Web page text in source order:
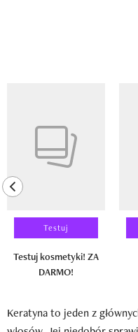
previous element
Testuj
Testuj kosmetyki! ZA
DARMO!
Keratyna to jeden z